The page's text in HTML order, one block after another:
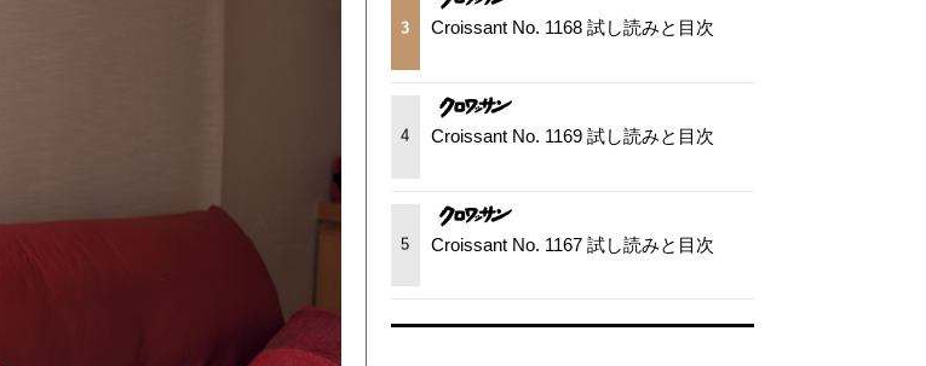
3 Croissant No. 1168 試し読みと目次
4 Croissant No. 1169 試し読みと目次
5 Croissant No. 1167 試し読みと目次